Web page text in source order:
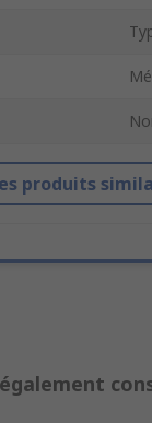
produits